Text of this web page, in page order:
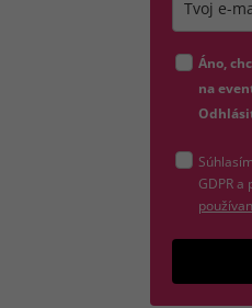
Áno,
na
GDPR a